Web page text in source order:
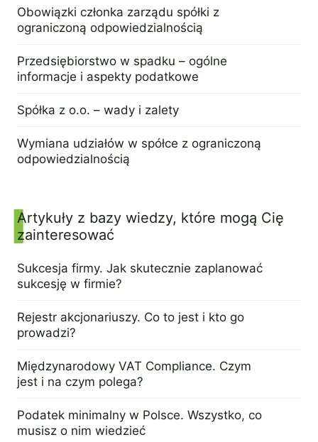
Obowiązki członka zarządu spółki z
ograniczoną odpowiedzialnością
Przedsiębiorstwo w spadku – ogólne
informacje i aspekty podatkowe
Spółka z o.o. – wady i zalety
Wymiana udziałów w spółce z ograniczoną
odpowiedzialnością
Artykuły z bazy wiedzy, które mogą Cię
zainteresować
Sukcesja firmy. Jak skutecznie zaplanować
sukcesję w firmie?
Rejestr akcjonariuszy. Co to jest i kto go
prowadzi?
Międzynarodowy VAT Compliance. Czym
jest i na czym polega?
Podatek minimalny w Polsce. Wszystko, co
musisz o nim wiedzieć